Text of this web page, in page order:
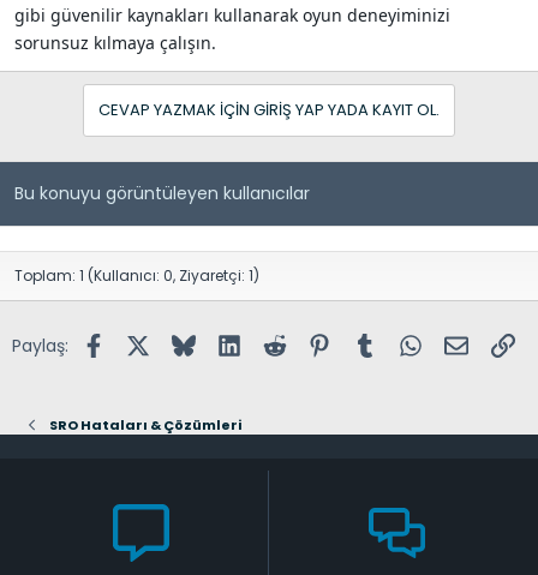
gibi güvenilir kaynakları kullanarak oyun deneyiminizi
sorunsuz kılmaya çalışın.
CEVAP YAZMAK IÇIN GIRIŞ YAP YADA KAYIT OL.
Bu konuyu görüntüleyen kullanıcılar
Toplam: 1 (Kullanıcı: 0, Ziyaretçi: 1)
Paylaş: FacebookX (Twitter)
BlueskyLinkedInReddit PinterestTumblr WhatsApp
E-posta
SRO Hataları & Çözümleri